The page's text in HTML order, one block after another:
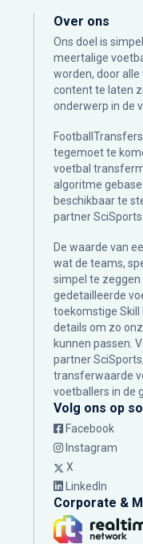
Over ons
Ons doel is
meertalige
worden, door
content te laten
onderwerp in de
tegemoet te
voetbal
algoritme
beschikbaar te
partnerSciSports
De waarde van
wat de teams,
simpel te zeggen
gedetailleerde
toekomstige Skill
details om zo
kunnen passen.
partner
transferwaarde
voetballers in de
Volg ons op
Facebook
Instagram
X
LinkedIn
Corporate &